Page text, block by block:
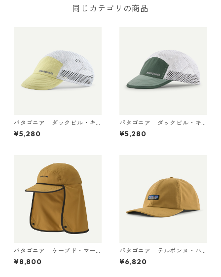
同じカテゴリの商品
パタゴニア ダックビル・キ
ャップ Vellum Green 2881
8 日本正規品
¥5,280
パタゴニア ダックビル・キ
ャップ Canopy Green 288
18 日本正規品
¥5,280
パタゴニア ケープド・マー
ガンザー・ハット Bobcat Br
own 33570
¥8,800
パタゴニア テルボンヌ・ハ
ット (カラー Bobcat Brown)
Patagonia Terrebonne Hat
¥6,820